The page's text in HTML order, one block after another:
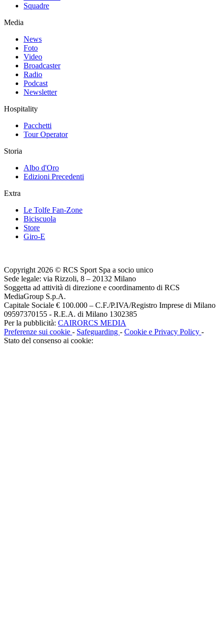
Squadre
Media
News
Foto
Video
Broadcaster
Radio
Podcast
Newsletter
Hospitality
Pacchetti
Tour Operator
Storia
Albo d'Oro
Edizioni Precedenti
Extra
Le Tolfe Fan-Zone
Biciscuola
Store
Giro-E
Copyright 2026 © RCS Sport Spa a socio unico
Sede legale: via Rizzoli, 8 – 20132 Milano
Soggetta ad attività di direzione e coordinamento di RCS
MediaGroup S.p.A.
Capitale Sociale € 100.000 – C.F./P.IVA/Registro Imprese di Milano
09597370155 - R.E.A. di Milano 1302385
Per la pubblicità: CAIRORCS MEDIA
Preferenze sui cookie - Safeguarding - Cookie e Privacy Policy -
Stato del consenso ai cookie: